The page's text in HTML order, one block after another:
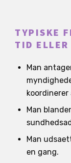
TYPISKE
TID ELLER
Man
koordinerer
Man
Man
en gang.